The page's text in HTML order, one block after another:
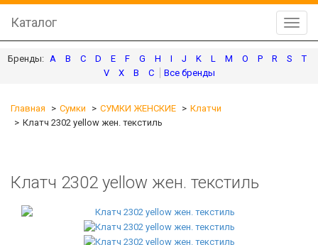
Каталог
A B C D E F G H I J K L M O P R S
T
V
X В С
Главная Сумки СУМКИ ЖЕНСКИЕ
Клатчи
Клатч 2302 yellow жен. текстиль
Клатч 2302 yellow жен. текстиль